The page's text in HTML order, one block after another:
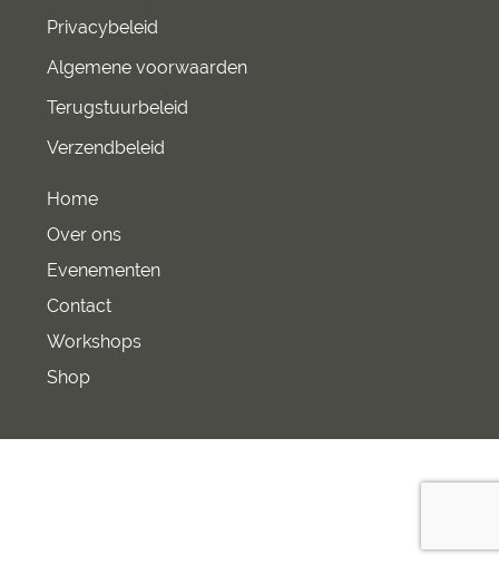
Privacybeleid
Algemene voorwaarden
Terugstuurbeleid
Verzendbeleid
Home
Over ons
Evenementen
Contact
Workshops
Shop